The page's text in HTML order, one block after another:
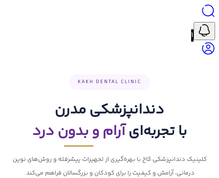
۱
KAKH DENTAL CLINIC
دندانپزشکی مدرن
با تجربه‌ایآرام و بدون درد
کلینیک دندانپزشکی کاخ با بهره‌گیری از تجهیزات پیشرفته و روش‌های نوین
درمانی، آرامش و کیفیت را برای کودکان و بزرگسالان فراهم می‌کند.